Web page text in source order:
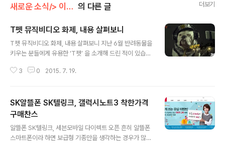
새로운 소식/> 이벤트(Event) 의 다른 글 더보기
T펫 뮤직비디오 화제, 내용 살펴보니
T펫 뮤직비디오 화제, 내용 살펴보니 지난 6월 반려동물을
키우는 분들에게 유용한 ‘T펫’ 을 소개해 드린 적이 있습니
체크, 건강관리, 음성메시지 전송 등과 같은 기능을 특징으
품의 특성을 살려 또또라는 이름의 ‘개’ 가 주인공으로 등장
합니다. 요즘 엄청나게 인기를 얻고 있는 쇼미더머니처럼
‘스웨그(swag)’ 넘치는 표현이 잘 살아나 있어 재미를 더
하고 있네요. 단순히 쇼미더미니 느낌을 풍긴다해서 이슈
3 0 2015. 7. 19.
SK알뜰폰 SK텔링크, 갤럭시노트3 착한가격
구매찬스
알뜰폰 SK텔링크, 세븐모바일 다이렉트 오픈 흔히 알뜰폰
스마트폰이라 하면 보급형 기종만을 생각하는 경우가 많습